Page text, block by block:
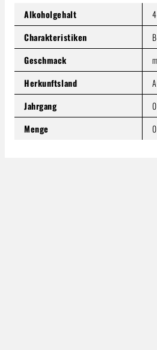
Preise inkl. MwSt. zzgl. Versandkosten
Produkt Anzahl: Gib den
In
Alkoholgehalt
Charakteristiken
Geschmack
Herkunftsland
Jahrgang
0
Menge